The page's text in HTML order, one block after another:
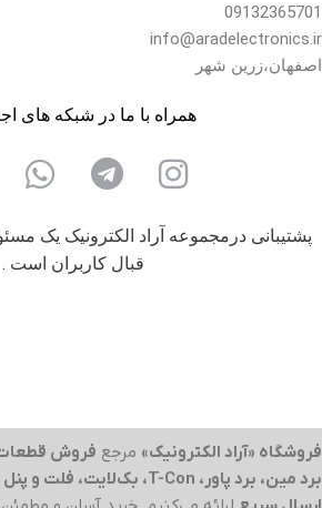
09132365701
info@aradelectronics.ir
اصفهان،زرین شهر
همراه با ما در شبکه های
پشتیبانی درمجموعه آراد الکترونیک یک
قبال کاربران است .
فروشگاه «آراد الکترونیک» مرجع فروش
برد مین، برد پاور، T-Con، بک‌لایت، فلت و پنل